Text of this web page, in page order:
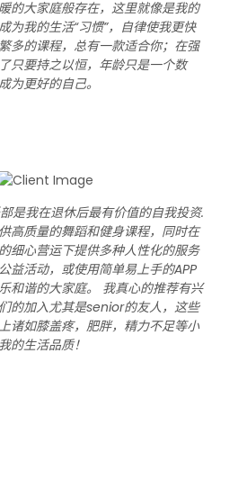
的大家庭般存在，这里就像是我的
为我的生活“习惯”，自律使我更快
多的课程，总有一款适合你；在强
只要持之以恒，年龄只是一个数
为更好的自己。
是我在退休后最有价值的自我投资.
高质量的舞蹈和健身课程，同时在
细心营运下提供多种人性化的服务
益活动，或使用简单易上手的APP
和谐的大家庭。 我真心的推荐有兴
的加入尤其是senior的友人，这些
诸如膝盖疼，肥胖，精力不足等小
的生活品质！